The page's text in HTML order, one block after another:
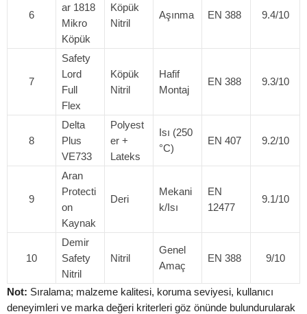
6
ar 1818
Mikro
Köpük
Köpük
Nitril
Aşınma EN 388 9.4/10
7
Safety
Lord
Full
Flex
Köpük
Nitril
Hafif
Montaj
EN 388 9.3/10
8
Delta
Plus
VE733
Polyest
er +
Lateks
Isı (250
°C)
EN 407 9.2/10
9
Aran
Protecti
on
Kaynak
Deri
Mekani
k/Isı
EN
12477
9.1/10
10
Demir
Safety
Nitril
Nitril
Genel
Amaç
EN 388 9/10
Not: Sıralama; malzeme kalitesi, koruma seviyesi, kullanıcı
deneyimleri ve marka değeri kriterleri göz önünde bulundurularak